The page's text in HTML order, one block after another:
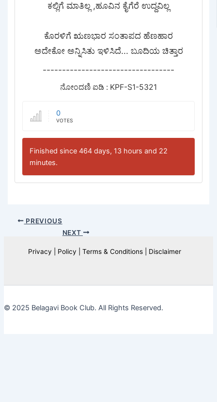
ಕಲ್ಲಿಗೆ ಮಾತಿಲ್ಲ ,ಹೂವಿನ ಕೈಗೆರೆ ಉದ್ದವಿಲ್ಲ
ಕೊರಳಿಗೆ ಋಣಭಾರ ಸಂತಾಪದ ಹೆಣಹಾರ
ಅದೇಕೋ ಅನ್ನಿಸಿತು ಇಳಿಸಿದೆ... ಬೂದಿಯ ಚಿತ್ತಾರ
----------------------------------
ನೋಂದಣಿ ಐಡಿ : KPF-S1-5321
0
VOTES
Finished since 464 days, 13 hours and 22
minutes.
PREVIOUS
NEXT
Privacy | Policy | Terms & Conditions | Disclaimer
© 2025 Belagavi Book Club. All Rights Reserved.